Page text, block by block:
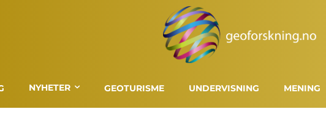
NYHETER GEOTURISME UNDERVISNING MENING